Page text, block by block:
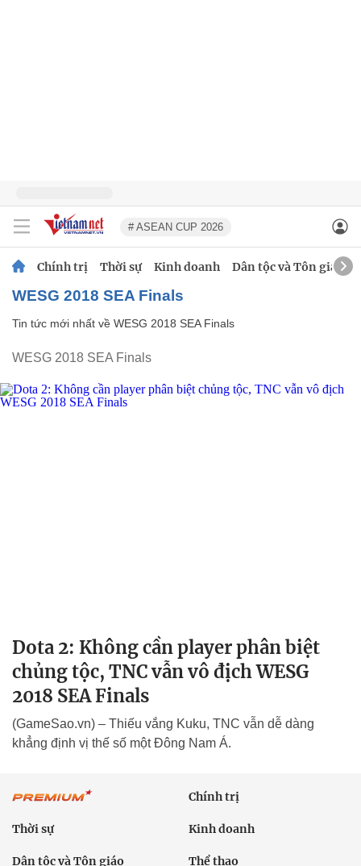
# ASEAN CUP 2026
Chính trị Thời sự Kinh doanh Dân tộc và Tôn giáo
WESG 2018 SEA Finals
Tin tức mới nhất về WESG 2018 SEA Finals
WESG 2018 SEA Finals
Dota 2: Không cần player phân biệt
chủng tộc, TNC vẫn vô địch WESG
2018 SEA Finals
(GameSao.vn) – Thiếu vắng Kuku, TNC vẫn dễ dàng
khẳng định vị thế số một Đông Nam Á.
Chính trị
Thời sự Kinh doanh
Dân tộc và Tôn giáo Thể thao